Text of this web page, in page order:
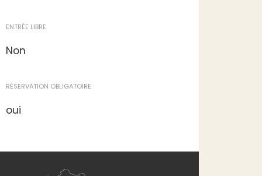
ENTRÉE LIBRE
Non
RÉSERVATION OBLIGATOIRE
oui